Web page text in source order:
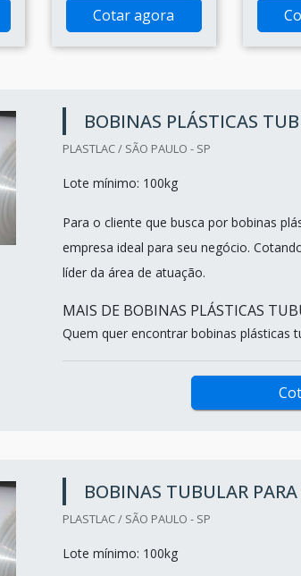
Cotar agora
BOBINAS PLÁSTICAS
PLASTLAC / SÃO PAULO - SP
Lote mínimo: 100kg
Para o cliente que busca por bobinas
empresa ideal para seu negócio.
líder da área de atuação.
MAIS DE BOBINAS PLÁSTICAS
Quem quer encontrar bobinas plásticas
BOBINAS TUBULAR
PLASTLAC / SÃO PAULO - SP
Lote mínimo: 100kg